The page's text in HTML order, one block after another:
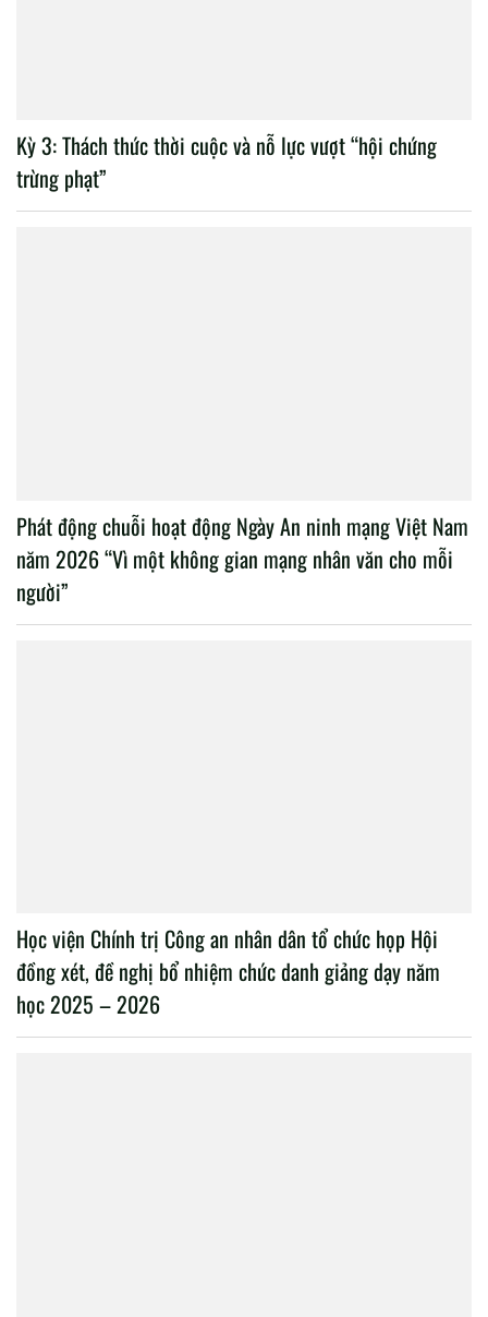
Kỳ 3: Thách thức thời cuộc và nỗ lực vượt “hội chứng
trừng phạt”
Phát động chuỗi hoạt động Ngày An ninh mạng Việt Nam
năm 2026 “Vì một không gian mạng nhân văn cho mỗi
người”
Học viện Chính trị Công an nhân dân tổ chức họp Hội
đồng xét, đề nghị bổ nhiệm chức danh giảng dạy năm
học 2025 – 2026